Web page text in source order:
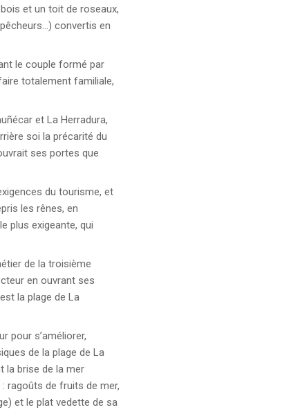
et un toit de roseaux,
convertis en
le couple formé par
totalement familiale,
et La Herradura,
soi la précarité du
ses portes que
du tourisme, et
les rênes, en
plus exigeante, qui
de la troisième
en ouvrant ses
la plage de La
pour s’améliorer,
de la plage de La
la brise de la mer
ragoûts de fruits de mer,
et le plat vedette de sa